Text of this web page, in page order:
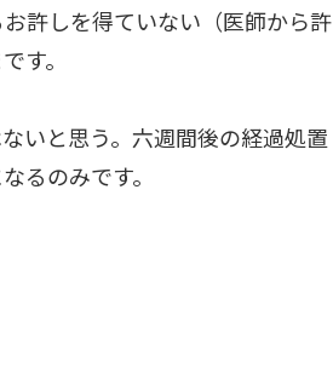
許しを得ていない（医師から許
す。
いと思う。六週間後の経過処置
るのみです。